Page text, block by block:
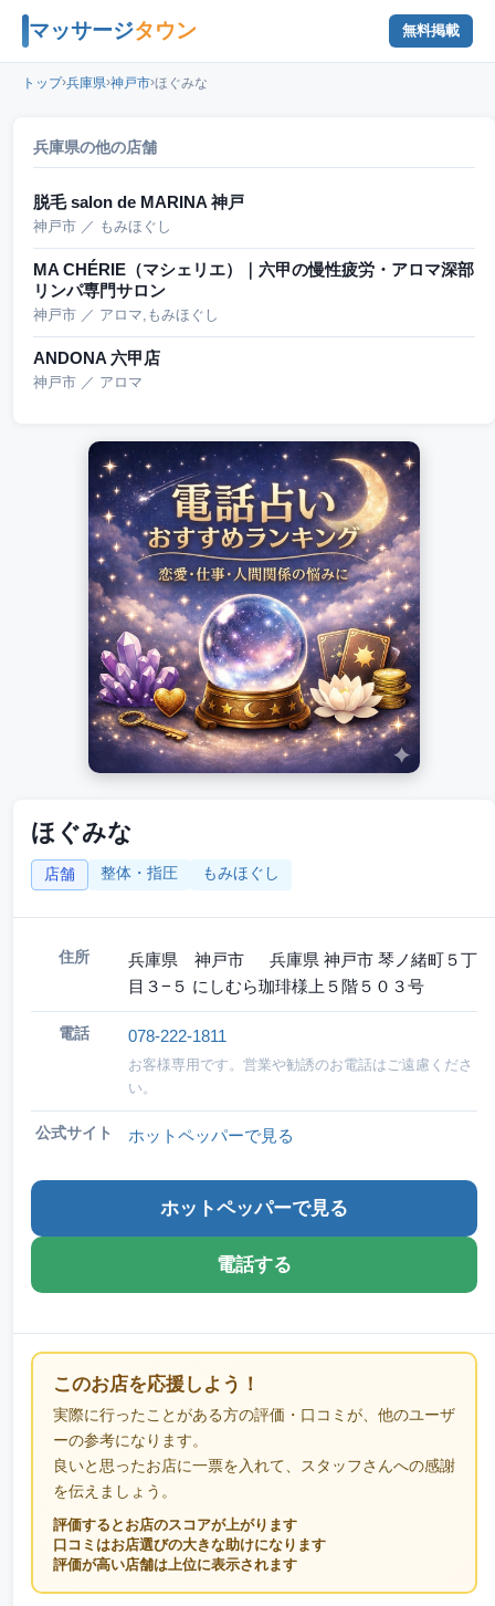
マッサージタウン 無料掲載
トップ›兵庫県›神戸市›ほぐみな
ほぐみな
店舗 整体・指圧 もみほぐし
住所
兵庫県 神戸市 兵庫県 神戸市 琴ノ緒町５丁
目３−５ にしむら珈琲様上５階５０３号
電話 078-222-1811
お客様専用です。営業や勧誘のお電話はご遠慮くださ
い。
公式サイト ホットペッパーで見る
ホットペッパーで見る
電話する
このお店を応援しよう！
実際に行ったことがある方の評価・口コミが、他のユーザ
ーの参考になります。
良いと思ったお店に一票を入れて、スタッフさんへの感謝
を伝えましょう。
評価するとお店のスコアが上がります
口コミはお店選びの大きな助けになります
評価が高い店舗は上位に表示されます
兵庫県の他の店舗
脱毛 salon de MARINA 神戸
神戸市 ／ もみほぐし
MA CHÉRIE（マシェリエ）｜六甲の慢性疲労・アロマ深部
リンパ専門サロン
神戸市 ／ アロマ,もみほぐし
ANDONA 六甲店
神戸市 ／ アロマ